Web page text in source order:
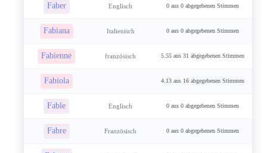
Faber Englisch 0 aus 0 abgegebenen Stimmen
Fabiana Italienisch 0 aus 0 abgegebenen Stimmen
Fabienne französisch 5.55 aus 31 abgegebenen Stimmen
Fabiola 4.13 aus 16 abgegebenen Stimmen
Fable Englisch 0 aus 0 abgegebenen Stimmen
Fabre Französisch 0 aus 0 abgegebenen Stimmen